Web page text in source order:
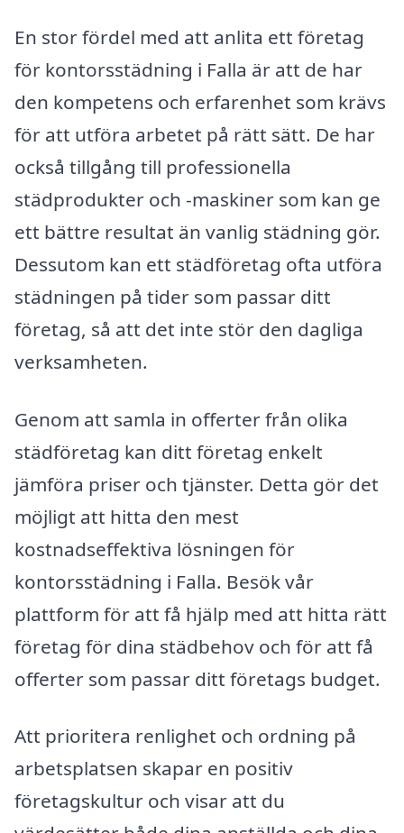
En stor fördel med att anlita ett företag
för kontorsstädning i Falla är att de har
den kompetens och erfarenhet som krävs
för att utföra arbetet på rätt sätt. De har
också tillgång till professionella
städprodukter och -maskiner som kan ge
ett bättre resultat än vanlig städning gör.
Dessutom kan ett städföretag ofta utföra
städningen på tider som passar ditt
företag, så att det inte stör den dagliga
verksamheten.
Genom att samla in offerter från olika
städföretag kan ditt företag enkelt
jämföra priser och tjänster. Detta gör det
möjligt att hitta den mest
kostnadseffektiva lösningen för
kontorsstädning i Falla. Besök vår
plattform för att få hjälp med att hitta rätt
företag för dina städbehov och för att få
offerter som passar ditt företags budget.
Att prioritera renlighet och ordning på
arbetsplatsen skapar en positiv
företagskultur och visar att du